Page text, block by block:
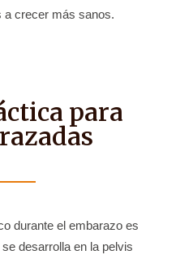
a crecer más sanos.
para
durante el embarazo es
desarrolla en la pelvis